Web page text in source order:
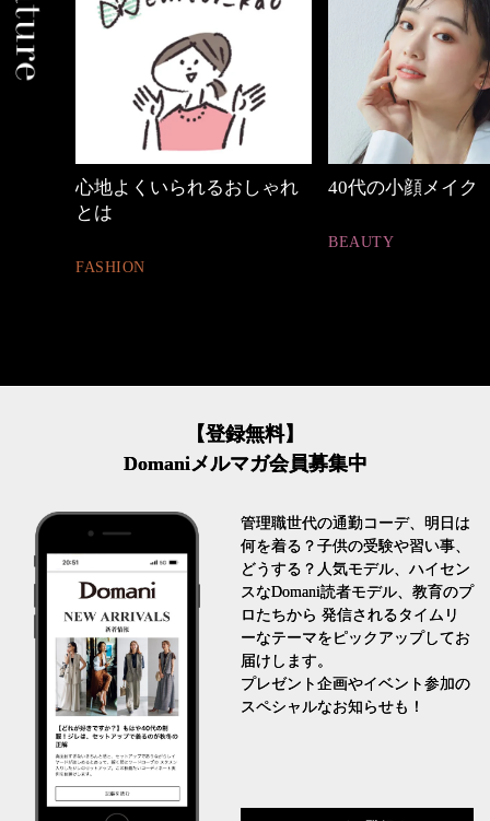
40代の小顔メイク 働く女性のバッグ
FASHION
【登録無料】
Domaniメルマガ会員募集中
管理職世代の通勤コーデ、明日は
何を着る？子供の受験や習い事、
どうする？人気モデル、ハイセン
スなDomani読者モデル、教育のプ
ロたちから 発信されるタイムリ
ーなテーマをピックアップしてお
届けします。
プレゼント企画やイベント参加の
スペシャルなお知らせも！